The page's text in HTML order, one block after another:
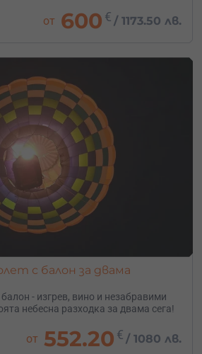
от 600 € / 1173.50 лв.
с балон за двама
- изгрев, вино и незабравими
небесна разходка за двама сега!
от 552.20 € /1080 лв.